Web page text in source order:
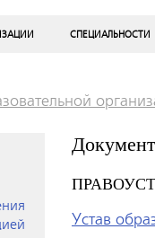
СПЕЦИАЛЬНОСТИ
Устав